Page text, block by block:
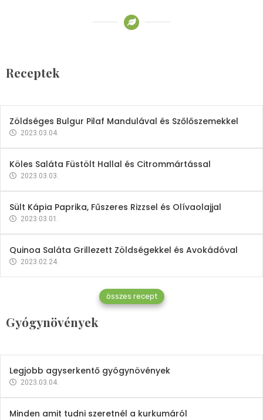
Receptek
2023.03.06.
Zöldséges Bulgur Pilaf Mandulával és Szőlőszemekkel
2023.03.04.
Köles Saláta Füstölt Hallal és Citrommártással
2023.03.03.
Sült Kápia Paprika, Fűszeres Rizzsel és Olívaolajjal
2023.03.01.
Quinoa Saláta Grillezett Zöldségekkel és Avokádóval
2023.02.24.
összes recept
Gyógynövények
Gyógynövények
Mindent a petrezselyemről
2023.12.21.
Legjobb agyserkentő gyógynövények
2023.03.04.
Minden amit tudni szeretnél a kurkumáról